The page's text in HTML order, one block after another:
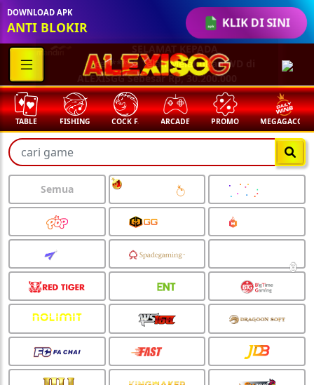
🧧
KLIK DI SINI
DOWNLOAD APK
ANTI BLOKIR
FISHING COCK F. ARCADE PROMO MEGAGACOR ANUBIS
Semua